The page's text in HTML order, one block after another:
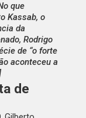
que
Kassab, o
da
Rodrigo
de “o forte
aconteceu a
de